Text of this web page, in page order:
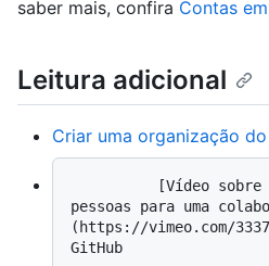
saber mais, confira Contas
Leitura adicional
Criar uma organização
pessoas para uma
(https://vimeo.com/